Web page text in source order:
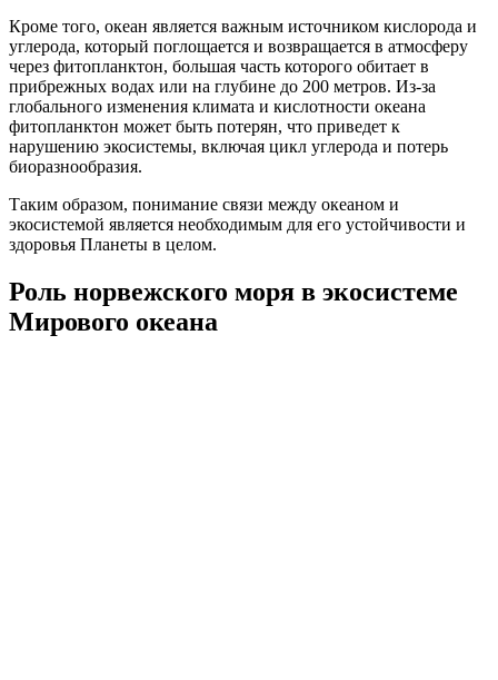
Кроме того, океан является важным источником кислорода и
углерода, который поглощается и возвращается в атмосферу
через фитопланктон, большая часть которого обитает в
прибрежных водах или на глубине до 200 метров. Из-за
глобального изменения климата и кислотности океана
фитопланктон может быть потерян, что приведет к
нарушению экосистемы, включая цикл углерода и потерь
биоразнообразия.
Таким образом, понимание связи между океаном и
экосистемой является необходимым для его устойчивости и
здоровья Планеты в целом.
Роль норвежского моря в экосистеме
Мирового океана